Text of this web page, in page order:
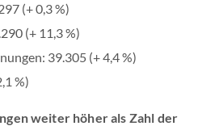
(+ 0,3 %)
(+ 11,3 %)
39.305 (+ 4,4 %)
%)
weiter höher als Zahl der